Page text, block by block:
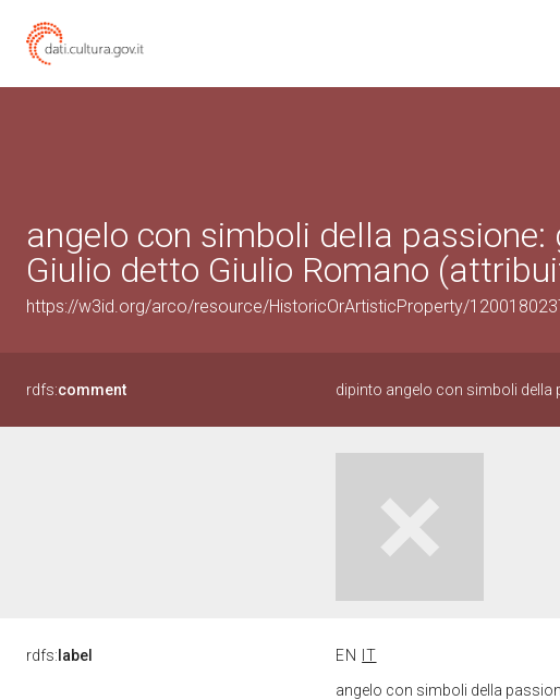
angelo con simboli della
Giulio detto Giulio Romano
https://w3id.org/arco/resource/HistoricOrArtisticProperty/
rdfs:comment dipinto angelo con simboli della
rdfs: label EN
IT
angelo con simboli della